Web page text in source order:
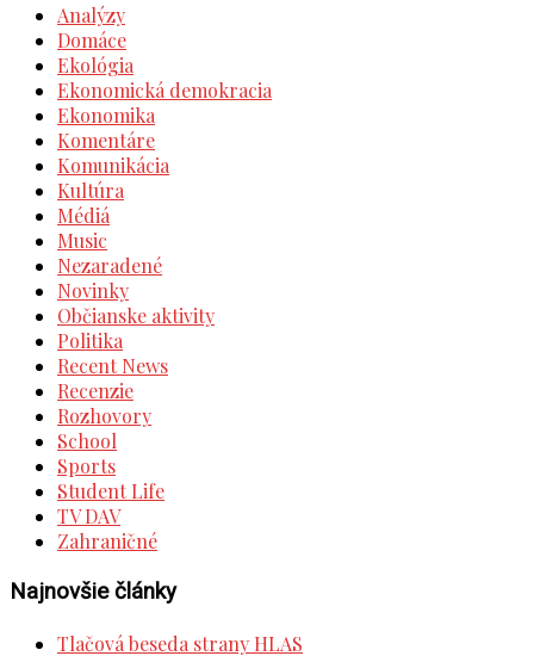
Analýzy
Domáce
Ekológia
Ekonomická demokracia
Ekonomika
Komentáre
Komunikácia
Kultúra
Médiá
Music
Nezaradené
Novinky
Občianske aktivity
Politika
Recent News
Recenzie
Rozhovory
School
Sports
Student Life
TV DAV
Zahraničné
Najnovšie články
Tlačová beseda strany HLAS